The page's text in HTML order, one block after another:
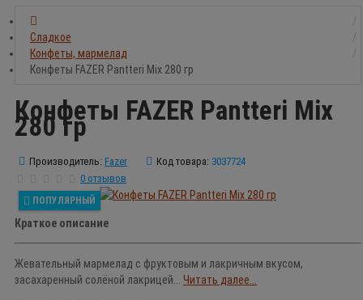
Сладкое
Конфеты, мармелад
Конфеты FAZER Pantteri Mix 280 гр
Конфеты FAZER Pantteri Mix
280 гр
Производитель: Fazer Код товара: 3037724
0 отзывов
ПОПУЛЯРНЫЙ
Краткое описание
Жевательный мармелад с фруктовым и лакричным вкусом,
засахаренный солёной лакрицей... Читать далее...